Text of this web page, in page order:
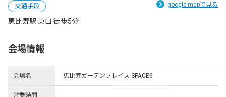
google mapで見る
交通手段
恵比寿駅 東口 徒歩5分
会場情報
会場名 恵比寿ガーデンプレイス SPACE6
営業時間